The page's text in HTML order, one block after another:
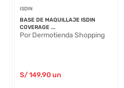
ISDIN
BASE DE MAQUILLAJE ISDIN
COVERAGE ...
Por Dermotienda Shopping
S/149.90un